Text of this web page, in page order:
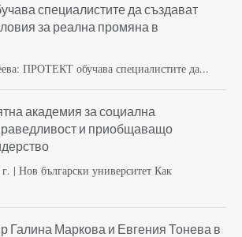
специалистите да създават
за реална промяна в
ПРОТЕКТ обучава специалистите да...
академия за социална
и приобщаващо
| Нов български университет Как
Галина Маркова и Евгения Тонева в